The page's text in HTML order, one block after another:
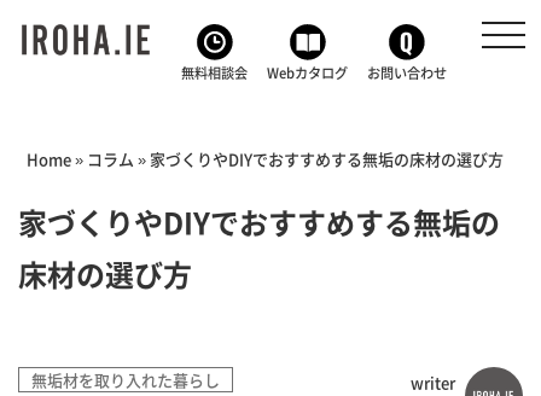
無料相談会 Webカタログ お問い合わせ
Home» コラム » 家づくりやDIYでおすすめする無垢の床材の選び方
家づくりやDIYでおすすめする無垢の
床材の選び方
無垢材を取り入れた暮らし
writer